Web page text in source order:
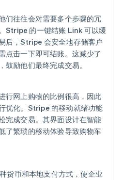
们往往会对需要多个步骤的冗
Stripe 的一键结账 Link 可以缓
后，Stripe 会安全地存储客户
点击一下即可结账。这减少了
鼓励他们最终完成交易。
行网上购物的比例很高，因此
优化。Stripe 的移动就绪功能
完成交易。其界面设计在智能
了繁琐的移动体验导致购物车
货币和本地支付方式，使企业